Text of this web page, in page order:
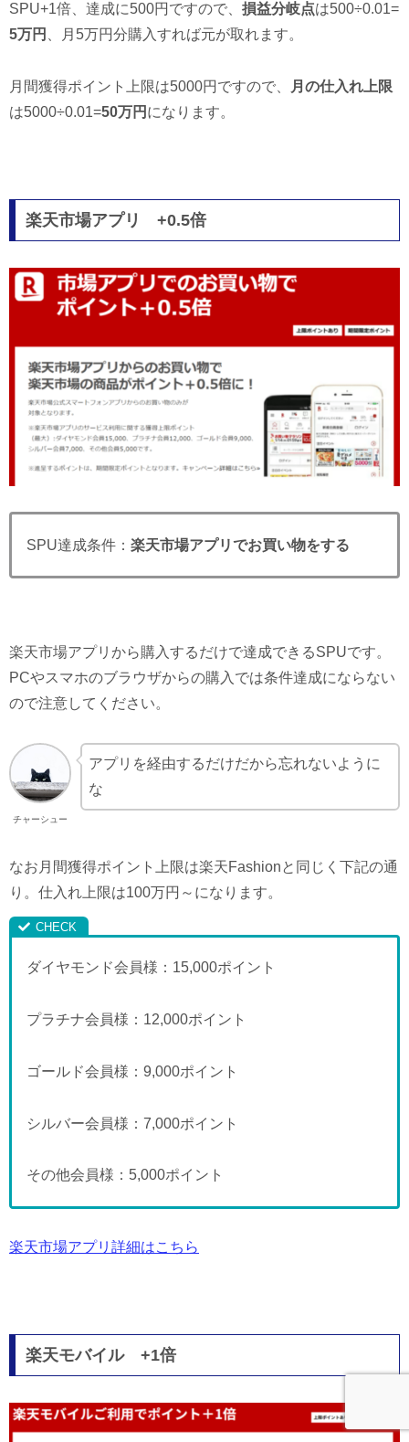
SPU+1倍、達成に500円ですので、 損益分岐点は500÷0.01=
5万円
、月5万円分購入すれば元が取れます。
月間獲得ポイント上限は5000円ですので、
月の仕入れ上限
は5000÷0.01=50万円 になります。
楽天市場アプリ +0.5倍
SPU達成条件： 楽天市場アプリでお買い物をする
楽天市場アプリから購入するだけで達成できるSPUです。
PCやスマホのブラウザからの購入では条件達成にならない
ので注意してください。
チャーシュー
アプリを経由するだけだから忘れないように
な
なお月間獲得ポイント上限は楽天Fashionと同じく下記の通
り。仕入れ上限は100万円～になります。
ダイヤモンド会員様：15,000ポイント
プラチナ会員様：12,000ポイント
ゴールド会員様：9,000ポイント
シルバー会員様：7,000ポイント
その他会員様：5,000ポイント
楽天市場アプリ詳細はこちら
楽天モバイル +1倍